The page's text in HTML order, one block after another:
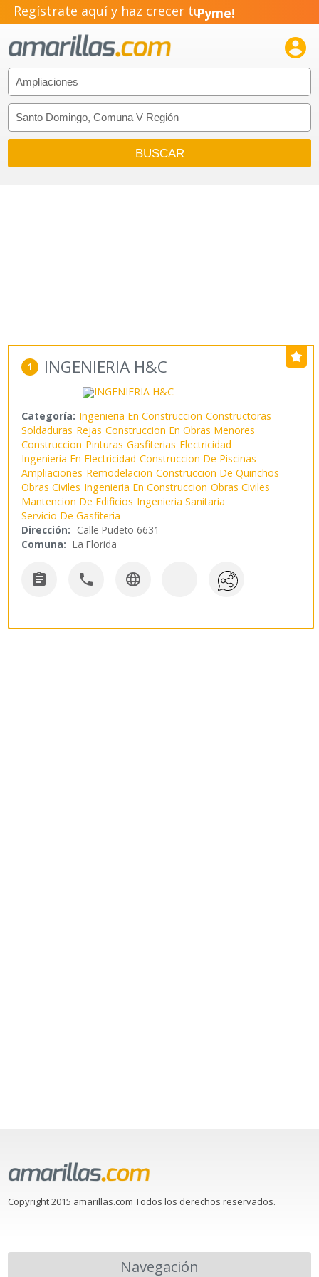
Regístrate aquí y haz crecer tuPyme!
Emprendimiento!

1 INGENIERIA H&C
Categoría: Ingenieria En Construccion Constructoras
Soldaduras Rejas Construccion En Obras Menores
Construccion Pinturas Gasfiterias Electricidad
Ingenieria En Electricidad Construccion De Piscinas
Ampliaciones Remodelacion Construccion De Quinchos
Obras Civiles Ingenieria En Construccion Obras Civiles
Mantencion De Edificios Ingenieria Sanitaria
Servicio De Gasfiteria
Dirección: Calle Pudeto 6631
Comuna: La Florida
  
Copyright 2015 amarillas.com Todos los derechos reservados.
Navegación